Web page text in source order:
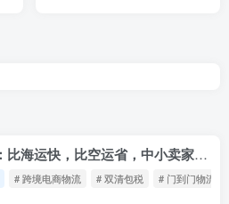
中欧班列拼箱LCL全攻略：比海运快，比空运省，中小卖家的物流新宠！
# 跨境电商物流 # 双清包税 # 门到门物流